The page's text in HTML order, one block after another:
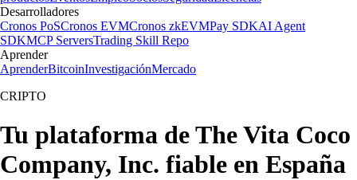
Desarrolladores
Cronos PoSCronos EVMCronos zkEVMPay SDKAI Agent
SDKMCP ServersTrading Skill Repo
Aprender
AprenderBitcoinInvestigaciónMercado
CRIPTO
Tu plataforma de The Vita Coco
Company, Inc. fiable en España